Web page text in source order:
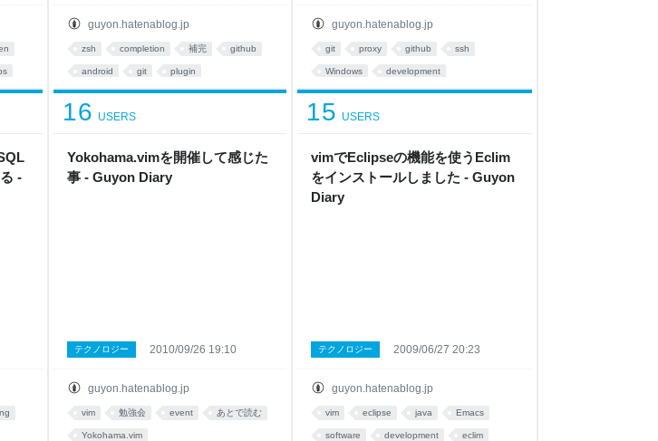
guyon.hatenablog.jp
zsh completion 補完 github
android git plugin
guyon.hatenablog.jp
git proxy github ssh
Windows development
-
Yokohama.vimを開催して感じた
事 - Guyon Diary
16 USERS
guyon.hatenablog.jp
テクノロジー 2010/09/26 19:10
vim 勉強会 event あとで読む
Yokohama.vim
vimでEclipseの機能を使うEclim
をインストールしました - Guyon
Diary
15 USERS
guyon.hatenablog.jp
テクノロジー 2009/06/27 20:23
vim eclipse java Emacs
software development eclim